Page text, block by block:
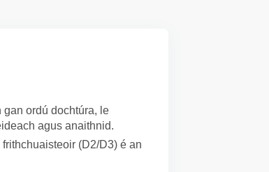
gan ordú dochtúra, le
agus anaithnid.
(D2/D3) é an